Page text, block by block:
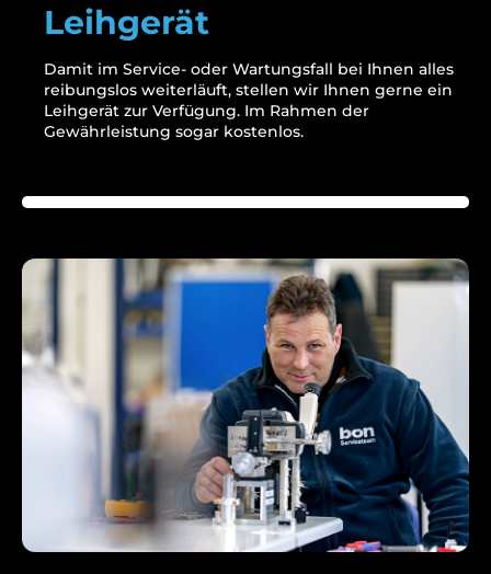
Leihgerät
Damit im Service- oder Wartungsfall bei Ihnen alles
reibungslos weiterläuft, stellen wir Ihnen gerne ein
Leihgerät zur Verfügung. Im Rahmen der
Gewährleistung sogar kostenlos.